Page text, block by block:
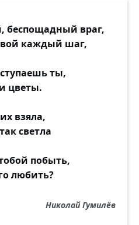
беспощадный враг,
каждый шаг,
ты,
цветы.
взяла,
светла
побыть,
любить?
Николай Гумилёв